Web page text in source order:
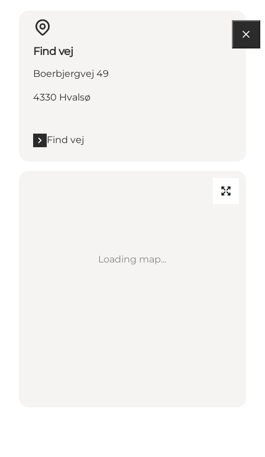
Find vej
Boerbjergvej 49
4330 Hvalsø
Find vej
Loading map...